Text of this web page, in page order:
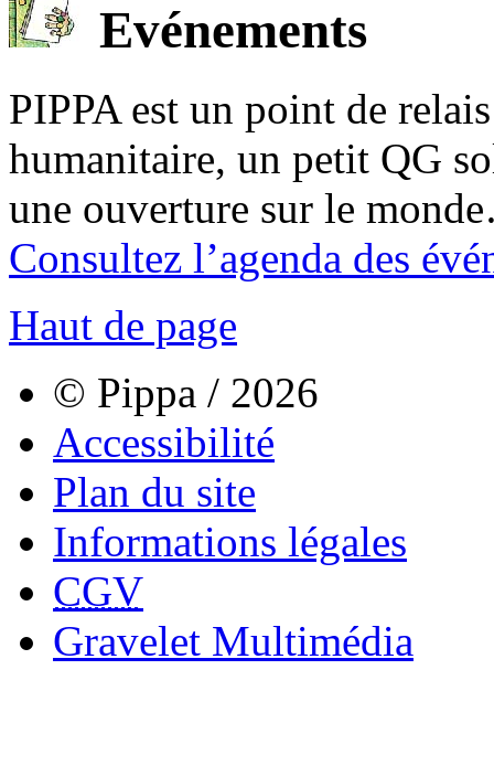
Evénements
PIPPA est un point de
humanitaire, un petit QG
une ouverture sur le
Consultez l’agenda des
Haut de page
© Pippa / 2026
Accessibilité
Plan du site
Informations légales
CGV
Gravelet Multimédia